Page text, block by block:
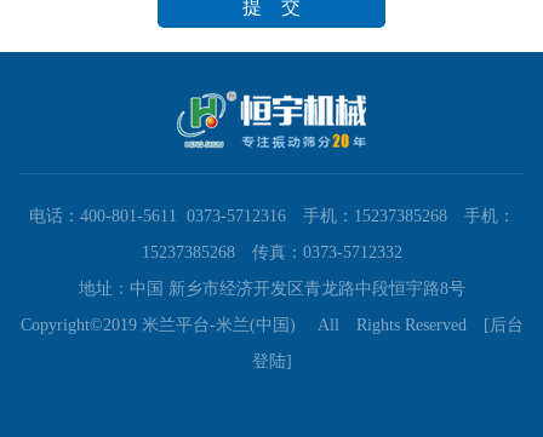
电话：400-801-5611 0373-5712316 手机：15237385268 手机：
15237385268 传真：0373-5712332
地址：中国 新乡市经济开发区青龙路中段恒宇路8号
Copyright©2019 米兰平台-米兰(中国) All Rights Reserved[后台
登陆]